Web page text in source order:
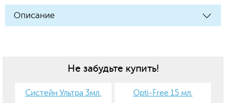
Описание
Не забудьте купить!
Систейн Ультра 3мл. Opti-Free 15 мл.